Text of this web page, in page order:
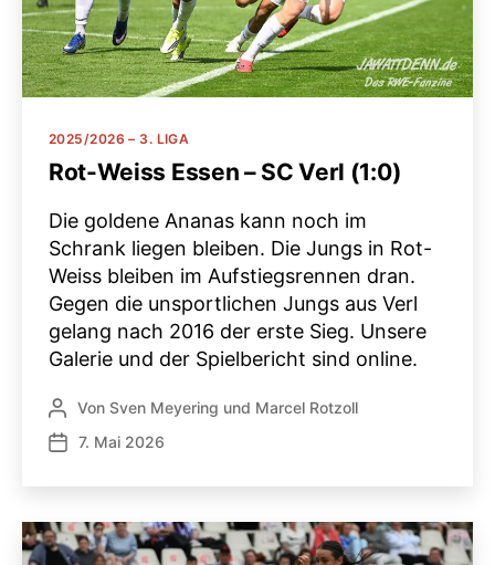
Kategorien
2025/2026 – 3. LIGA
Rot-Weiss Essen – SC Verl (1:0)
Die goldene Ananas kann noch im
Schrank liegen bleiben. Die Jungs in Rot-
Weiss bleiben im Aufstiegsrennen dran.
Gegen die unsportlichen Jungs aus Verl
gelang nach 2016 der erste Sieg. Unsere
Galerie und der Spielbericht sind online.
Beitragsautor
Von Sven Meyering und Marcel Rotzoll
Veröffentlichungsdatum
7. Mai 2026